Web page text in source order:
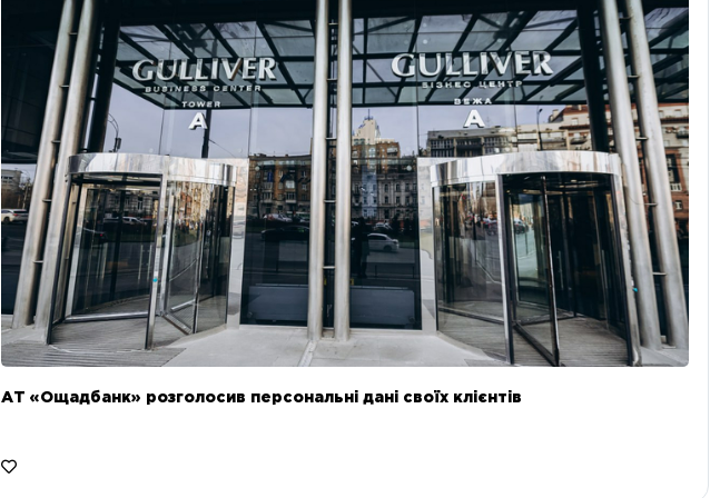
АТ «Ощадбанк» розголосив персональні дані своїх клієнтів